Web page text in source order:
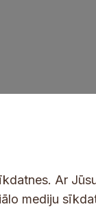
Ar
mediju